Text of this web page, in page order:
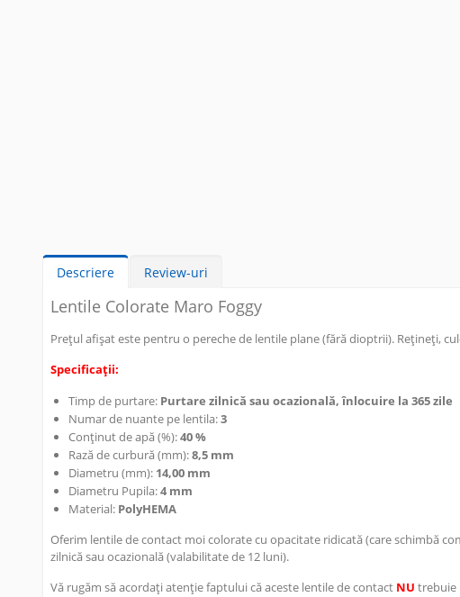
Descriere Review-uri
Lentile Colorate Maro Foggy
Prețul afișat este pentru o pereche de lentile plane (fără dioptrii). Rețineți,
Specificații:
Timp de purtare: Purtare zilnică sau ocazională, înlocuire la 365 zile
Numar de nuante pe lentila:3
Conținut de apă (%):40 %
Rază de curbură (mm):8,5 mm
Diametru (mm): 14,00 mm
Diametru Pupila:4 mm
Material: PolyHEMA
Oferim lentile de contact moi colorate cu opacitate ridicată (care schimbă
zilnică sau ocazională (valabilitate de 12 luni).
Vă rugăm să acordați atenție faptului că aceste lentile de contact NU trebuie